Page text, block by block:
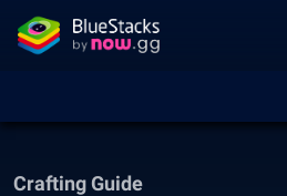
Crafting Guide